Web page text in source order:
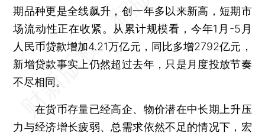
期品种更是全线飙升，创一年多以来新高，短期市
场流动性正在收紧。从累计规模看，今年1月-5月
人民币贷款增加4.21万亿元，同比多增2792亿元，
新增贷款事实上仍然超过去年，只是月度投放节奏
不尽相同。
在货币存量已经高企、物价潜在中长期上升压
力与经济增长疲弱、总需求依然不足的情况下，宏